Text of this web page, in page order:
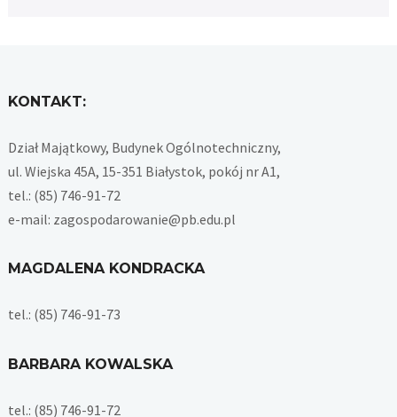
KONTAKT:
Dział Majątkowy, Budynek Ogólnotechniczny,
ul. Wiejska 45A, 15-351 Białystok, pokój nr A1,
tel.: (85) 746-91-72
e-mail: zagospodarowanie@pb.edu.pl
MAGDALENA KONDRACKA
tel.: (85) 746-91-73
BARBARA KOWALSKA
tel.: (85) 746-91-72